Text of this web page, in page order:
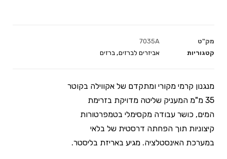
מק"ט
7035A
קטגוריות
אביזרים לברזים, ברזים
מנגנון קרמי מקורי ומתקדם של אקווילה בקוטר
35 מ"מ המעניק שליטה מדויקת בזרימת
המים, כושר עבודה מקסימלי בטמפרטורות
קיצוניות תוך הפחתה דרסטית של בלאי
במערכת האינסטלציה. מגיע באריזת בליסטר.